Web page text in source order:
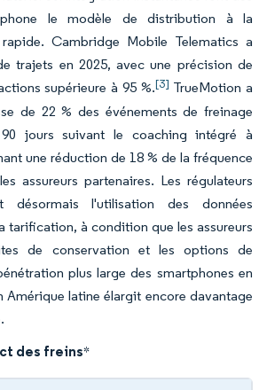
le modèle de distribution à la
Cambridge Mobile Telematics a
trajets en 2025, avec une précision de
supérieure à 95 %.[3] TrueMotion a
de 22 % des événements de freinage
jours suivant le coaching intégré à
une réduction de 18 % de la fréquence
assureurs partenaires. Les régulateurs
désormais l'utilisation des données
tarification, à condition que les assureurs
de conservation et les options de
plus large des smartphones en
Amérique latine élargit encore davantage
des freins*